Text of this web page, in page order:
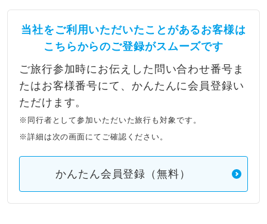
当社をご利用いただいたことがあるお客様は
こちらからのご登録がスムーズです
ご旅行参加時にお伝えした問い合わせ番号ま
たはお客様番号にて、かんたんに会員登録い
ただけます。
※同行者として参加いただいた旅行も対象です。
※詳細は次の画面にてご確認ください。
かんたん会員登録（無料）